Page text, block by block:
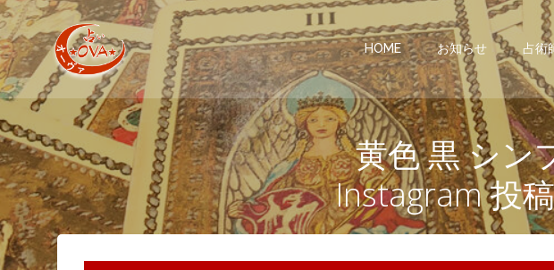
コ
ン
テ
ン
ツ
へ
ス
キ
ッ
プ
HOME お知らせ 占術
黄色 黒 シン
Instagram 投